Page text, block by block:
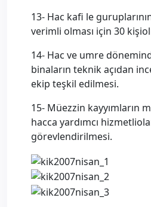
13- Hac kafi le
verimli olması için 30
14- Hac ve umre
binaların teknik açıdan
ekip teşkil edilmesi.
15- Müezzin kayyımların
hacca yardımcı
görevlendirilmesi.